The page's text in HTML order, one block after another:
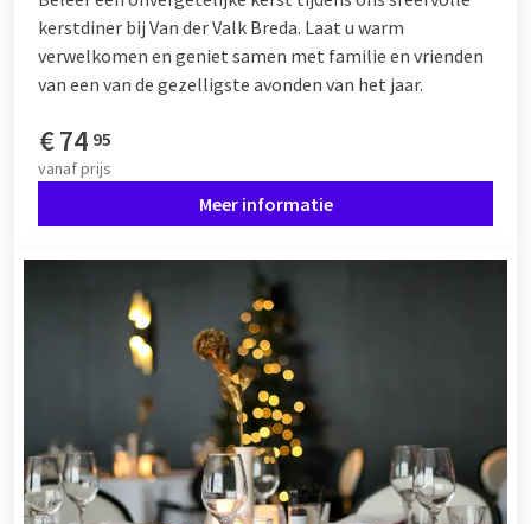
kerstdiner bij Van der Valk Breda. Laat u warm
verwelkomen en geniet samen met familie en vrienden
van een van de gezelligste avonden van het jaar.
€74 95
vanafprijs
Meer informatie